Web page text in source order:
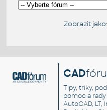
Zobrazit jako:
CAD
Tipy, triky,
pomoc a
AutoCAD, LT,